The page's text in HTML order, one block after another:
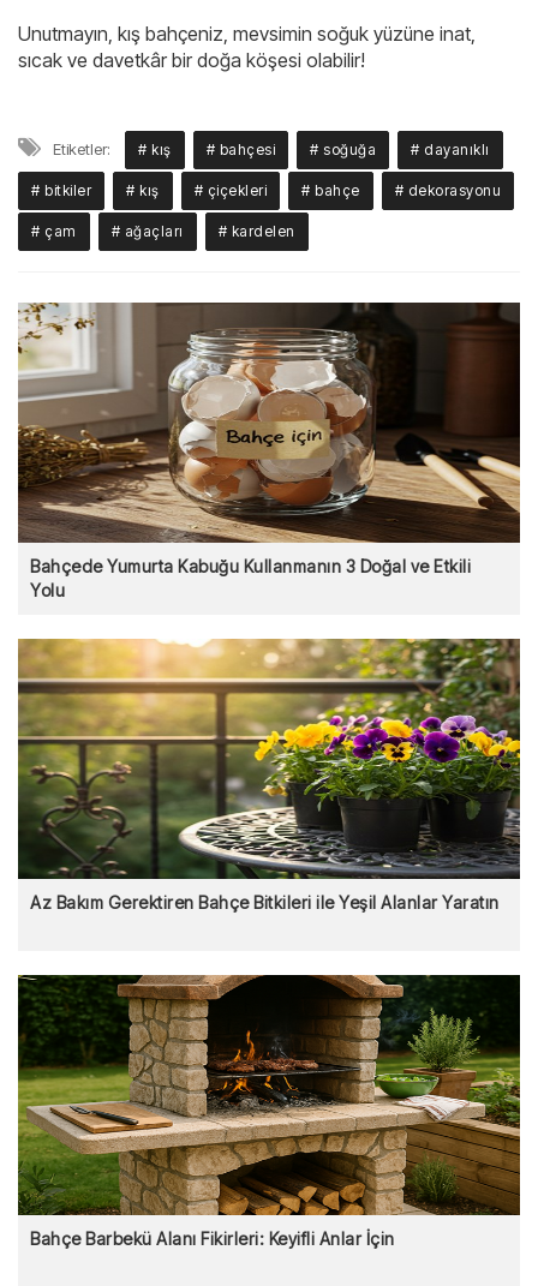
Unutmayın, kış bahçeniz, mevsimin soğuk yüzüne inat,
sıcak ve davetkâr bir doğa köşesi olabilir!
Etiketler: # kış # bahçesi # soğuğa # dayanıklı
# bitkiler # kış # çiçekleri # bahçe # dekorasyonu
# çam # ağaçları # kardelen
Bahçede Yumurta Kabuğu Kullanmanın 3 Doğal ve Etkili
Yolu
Az Bakım Gerektiren Bahçe Bitkileri ile Yeşil Alanlar Yaratın
Bahçe Barbekü Alanı Fikirleri: Keyifli Anlar İçin